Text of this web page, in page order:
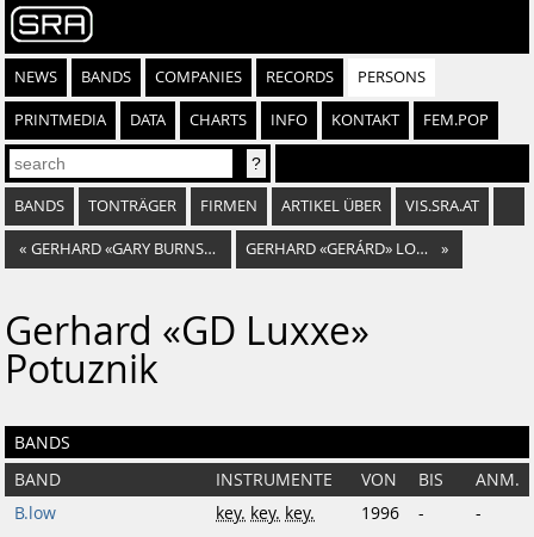
NEWS BANDS COMPANIES RECORDS PERSONS
PRINTMEDIA DATA CHARTS INFO KONTAKT FEM.POP
BANDS TONTRÄGER FIRMEN ARTIKEL ÜBER VIS.SRA.AT
« GERHARD «GARY BURNS» BRENNDÖRFER GERHARD «GERÁRD» LOCHMAHR »
Gerhard «GD Luxxe»
Potuznik
BANDS
BAND INSTRUMENTE VON BIS
ANM.
B.low
key. key. key. 1996 -
-